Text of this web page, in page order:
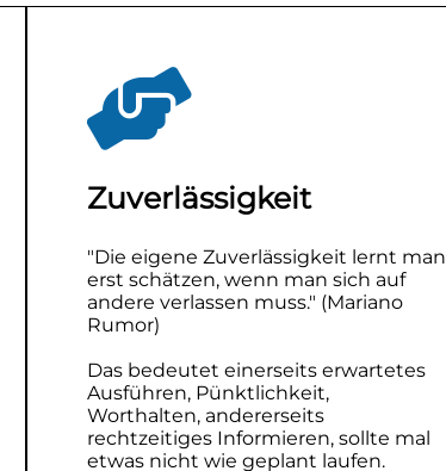
Zuverlässigkeit
"Die eigene Zuverlässigkeit lernt man
erst schätzen, wenn man sich auf
andere verlassen muss." (Mariano
Rumor)
Das bedeutet einerseits erwartetes
Ausführen, Pünktlichkeit,
Worthalten, andererseits
rechtzeitiges Informieren, sollte mal
etwas nicht wie geplant laufen.